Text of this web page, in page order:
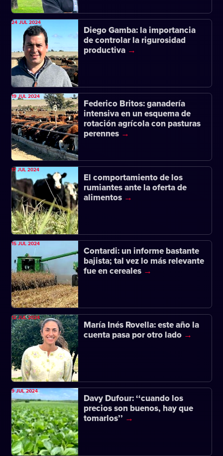
Diego Gamba: la importancia
de controlar la rigurosidad
productiva
24 JUL 2024
Federico Britos: ganadería
intensiva en un esquema de
rotación agrícola con pasturas
perennes
19 JUL 2024
El comportamiento de los
rumiantes ante la oferta de
alimentos
17 JUL 2024
Contardi: un informe bastante
bajista; tal vez lo más relevante
fue en cereales
15 JUL 2024
María Inés Rovella: este año la
cuenta pasa por otro lado
12 JUL 2024
Davy Dufour: ‘‘cuando los
precios son buenos, hay que
tomarlos’’
9 JUL 2024